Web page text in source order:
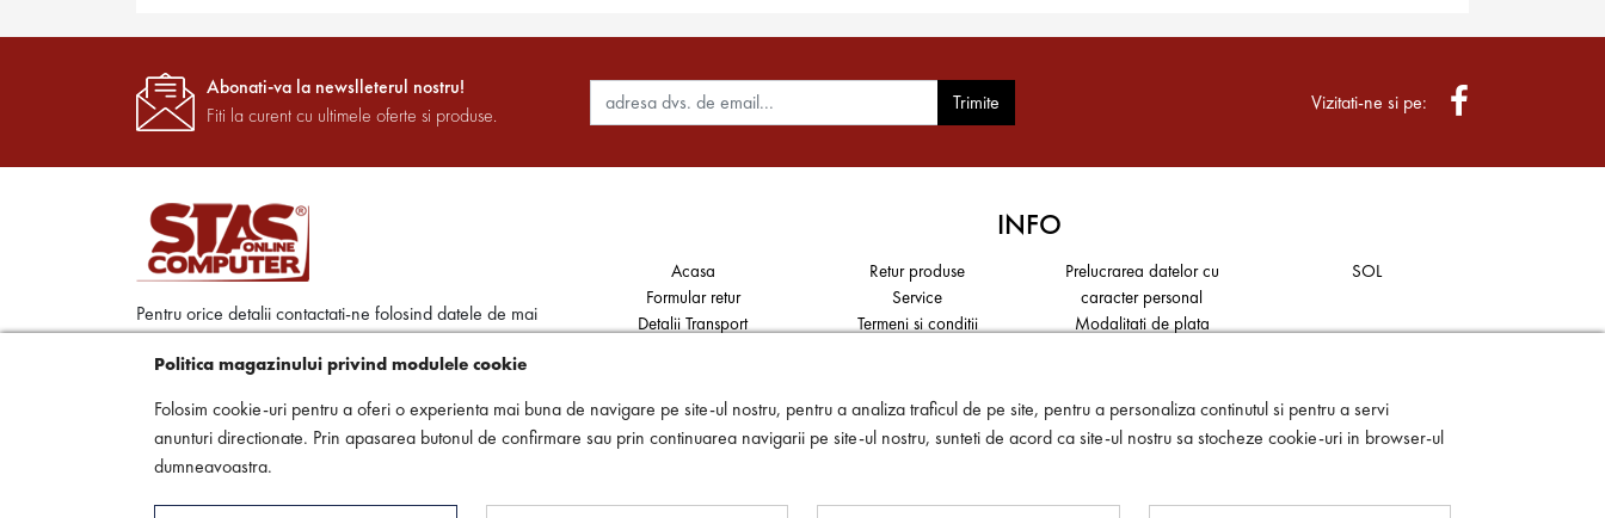
Abonati-va la newslleterul nostru!
Fiti la curent cu ultimele oferte si produse.
Trimite Vizitati-ne si pe:
Pentru orice detalii contactati-ne folosind datele de mai
Timis
0256 494 302
office@stascomputer.ro
INFO
Acasa
Formular retur
Detalii Transport
Retur produse
Service
Termeni si conditii
Prelucrarea datelor cu
caracter personal
Modalitati de plata
SOL
Politica magazinului privind modulele cookie
Folosim cookie-uri pentru a oferi o experienta mai buna de navigare pe site-ul nostru, pentru a analiza traficul de pe site, pentru a personaliza continutul si pentru a servi
anunturi directionate. Prin apasarea butonul de confirmare sau prin continuarea navigarii pe site-ul nostru, sunteti de acord ca site-ul nostru sa stocheze cookie-uri in browser-ul
dumneavoastra.